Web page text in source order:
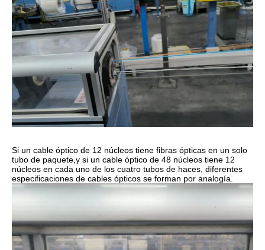
Si un cable óptico de 12 núcleos tiene fibras ópticas en un solo
tubo de paquete,y si un cable óptico de 48 núcleos tiene 12
núcleos en cada uno de los cuatro tubos de haces, diferentes
especificaciones de cables ópticos se forman por analogía.